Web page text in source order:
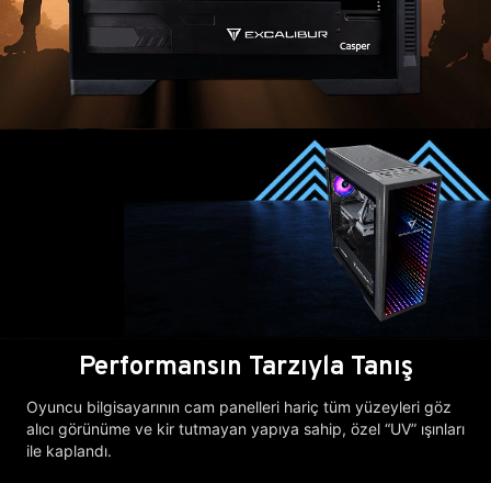
Performansın Tarzıyla Tanış
Oyuncu bilgisayarının cam panelleri hariç tüm yüzeyleri göz
alıcı görünüme ve kir tutmayan yapıya sahip, özel “UV” ışınları
ile kaplandı.